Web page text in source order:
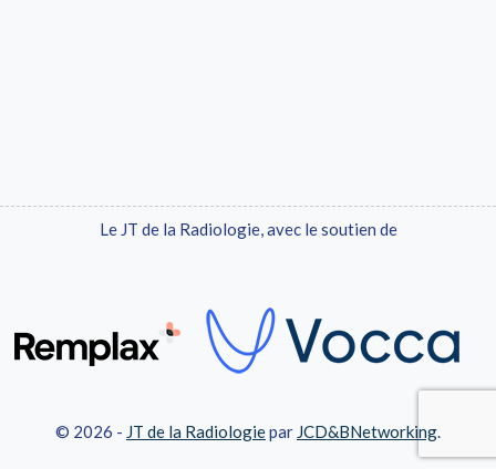
Le JT de la Radiologie, avec le soutien de
© 2026 - JT de la Radiologiepar JCD&BNetworking